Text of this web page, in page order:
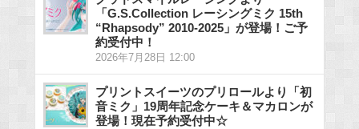
「G.S.Collection レーシングミク 15th
“Rhapsody” 2010-2025」が登場！ご予
約受付中！
2026年7月28日 12:00
プリントスイーツのプリロールより「初
音ミク」19周年記念ケーキ＆マカロンが
登場！現在予約受付中☆